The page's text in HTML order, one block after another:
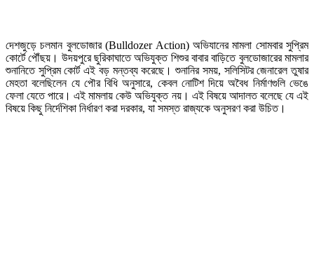
দেশজুড়ে চলমান বুলডোজার (Bulldozer Action) অভিযানের মামলা সোমবার সুপ্রিম
কোর্টে পৌঁছয়। উদয়পুরে ছুরিকাঘাতে অভিযুক্ত শিশুর বাবার বাড়িতে বুলডোজারের মামলার
শুনানিতে সুপ্রিম কোর্ট এই বড় মন্তব্য করেছে। শুনানির সময়, সলিসিটর জেনারেল তুষার
মেহতা বলেছিলেন যে পৌর বিধি অনুসারে, কেবল নোটিশ দিয়ে অবৈধ নির্মাণগুলি ভেঙে
ফেলা যেতে পারে। এই মামলায় কেউ অভিযুক্ত নয়। এই বিষয়ে আদালত বলেছে যে এই
বিষয়ে কিছু নির্দেশিকা নির্ধারণ করা দরকার, যা সমস্ত রাজ্যকে অনুসরণ করা উচিত।